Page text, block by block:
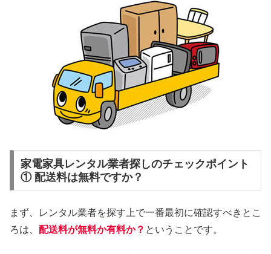
家電家具レンタル業者探しのチェックポイント
① 配送料は無料ですか？
まず、レンタル業者を探す上で一番最初に確認すべきとこ
ろは、 配送料が無料か有料か？ ということです。